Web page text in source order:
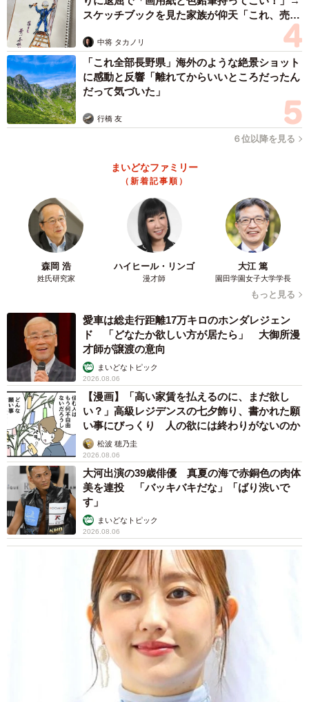
3/7
子猫期
先住フェレットとは結託して、イタズラを楽しむことも。
旦那さんの部屋を荒しては楽しんでいた。
「いつも、フェレットのマーにくっついていました。もう1
匹のフェレット、クーとはマーを取り合うライバルでした
が、イタズラする時は息が合ったようです」
4/7
マーちゃんと一緒にスヤスヤ
ちなみに、幸ちゃんは家にやってきた当初、クーちゃんか
らフードボウルに排便をされるという、まさかの洗礼を受
けたそう。
「だからか、幸はその後、迎えた猫ランのフードボウルに
うんちを…。要らぬことを受け継ぎました（笑）」
猫が苦手だった私を変えてくれた
性格が丸くなったのはフェレットや後輩猫が旅立ち、ひと
りになってから。20才頃からはドライフードを吐くように
なったため、飼い主さんはクラッシャーで潰して与えるよ
スケッチブックを見た家族が仰天「これ、売れ
中将 タカノリ
「これ全部長野県」海外のような絶景ショット
に感動と反響「離れてからいいところだったん
だって気づいた」
行橋 友
６位以降を見る
まいどなファミリー
（新着記事順）
森岡 浩
姓氏研究家
ハイヒール・リンゴ
漫才師
大江 篤
園田学園女子大学学長
もっと見る
愛車は総走行距離17万キロのホンダレジェン
ド 「どなたか欲しい方が居たら」 大御所漫
才師が譲渡の意向
まいどなトピック
2026.08.06
【漫画】「高い家賃を払えるのに、まだ欲し
い？」高級レジデンスの七夕飾り、書かれた願
い事にびっくり 人の欲には終わりがないのか
松波 穂乃圭
2026.08.06
大河出演の39歳俳優 真夏の海で赤銅色の肉体
美を連投 「バッキバキだな」「ばり渋いで
す」
まいどなトピック
2026.08.06